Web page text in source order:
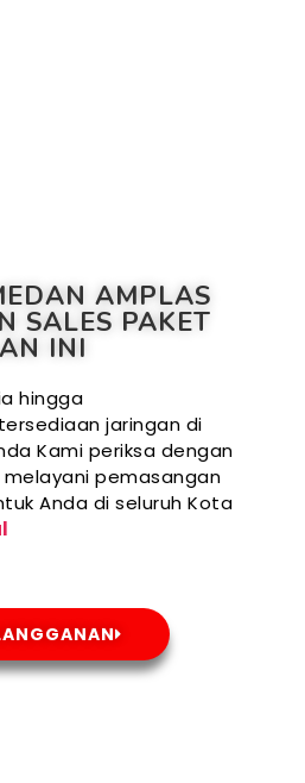
AMPLAS
SALES PAKET
INI
hingga
jaringan di
Kami periksa dengan
pemasangan
Anda di seluruh Kota